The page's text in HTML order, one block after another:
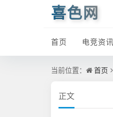
喜色网
首页 电竞资讯
当前位置： 首页
正文